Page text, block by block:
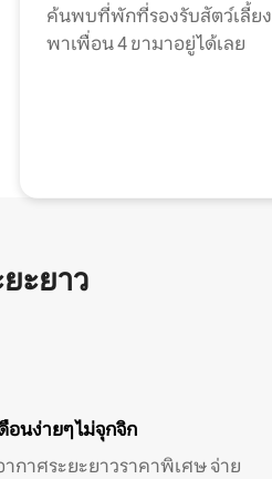
ค้นพบที่พักที่รองรับสัตว์เลี้ยง
พาเพื่อน 4 ขามาอยู่ได้เลย
ะยาว
อนง่ายๆ ไม่จุกจิก
กาศระยะยาวราคาพิเศษ จ่าย